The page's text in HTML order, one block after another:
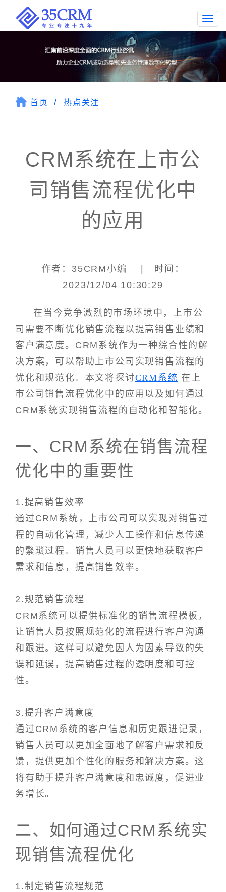
首页 热点关注
CRM系统在上市公
司销售流程优化中
的应用
作者：35CRM小编 | 时间：
2023/12/04 10:30:29
在当今竞争激烈的市场环境中，上市公
司需要不断优化销售流程以提高销售业绩和
客户满意度。CRM系统作为一种综合性的解
决方案，可以帮助上市公司实现销售流程的
优化和规范化。本文将探讨CRM系统 在上
市公司销售流程优化中的应用以及如何通过
CRM系统实现销售流程的自动化和智能化。
一、CRM系统在销售流程
优化中的重要性
1.提高销售效率
通过CRM系统，上市公司可以实现对销售过
程的自动化管理，减少人工操作和信息传递
的繁琐过程。销售人员可以更快地获取客户
需求和信息，提高销售效率。
2.规范销售流程
CRM系统可以提供标准化的销售流程模板，
让销售人员按照规范化的流程进行客户沟通
和跟进。这样可以避免因人为因素导致的失
误和延误，提高销售过程的透明度和可控
性。
3.提升客户满意度
通过CRM系统的客户信息和历史跟进记录，
销售人员可以更加全面地了解客户需求和反
馈，提供更加个性化的服务和解决方案。这
将有助于提升客户满意度和忠诚度，促进业
务增长。
二、如何通过CRM系统实
现销售流程优化
1.制定销售流程规范